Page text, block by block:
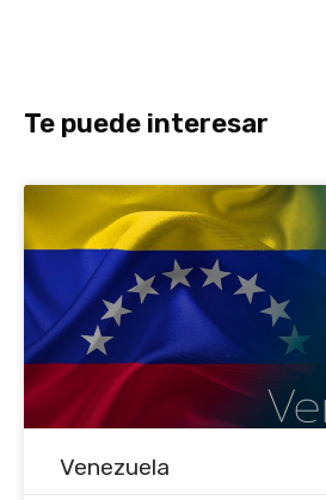
Te puede interesar
Venezuela